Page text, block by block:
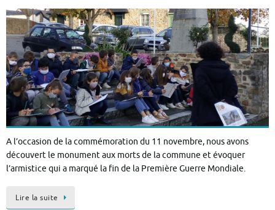
A l’occasion de la commémoration du 11 novembre, nous avons
découvert le monument aux morts de la commune et évoquer
l’armistice qui a marqué la fin de la Première Guerre Mondiale.
Lire la suite